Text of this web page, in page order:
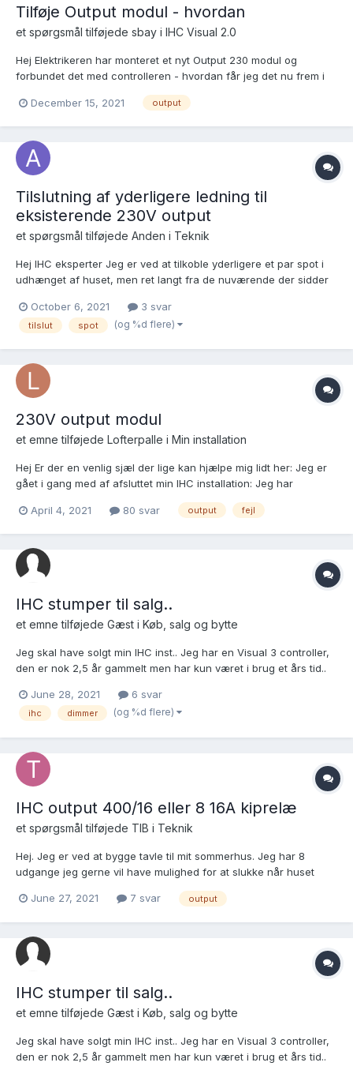
Tilføje Output modul - hvordan
et spørgsmål tilføjede sbay i IHC Visual 2.0
Hej Elektrikeren har monteret et nyt Output 230 modul og
forbundet det med controlleren - hvordan får jeg det nu frem i
ind under Indsæt - Produkter - Indsæt datalineprodukter, så er
December 15, 2021 output
Tilslutning af yderligere ledning til
eksisterende 230V output
et spørgsmål tilføjede Anden i Teknik
Hej IHC eksperter Jeg er ved at tilkoble yderligere et par spot i
udhænget af huset, men ret langt fra de nuværende der sidder
næste sammen med kablet til de andre undervejs til IHC-panelet.
Så min umiddelbare tanke var at tilslutte...
October 6, 2021 3 svar
tilslut spot (og %d flere)
230V output modul
et emne tilføjede Lofterpalle i Min installation
Hej Er der en venlig sjæl der lige kan hjælpe mig lidt her: Jeg er
gået i gang med af afsluttet min IHC installation: Jeg har
udgangen til at trække som jeg vil. Der kan være mange årsager
April 4, 2021 80 svar output fejl
IHC stumper til salg..
et emne tilføjede Gæst i Køb, salg og bytte
Jeg skal have solgt min IHC inst.. Jeg har en Visual 3 controller,
den er nok 2,5 år gammelt men har kun været i brug et års tid..
æske.. Pris kr. 800,- stk Så er der 3 dimmere der har været brugt
et års tid.. Pris kr. 70...
June 28, 2021 6 svar
ihc dimmer (og %d flere)
IHC output 400/16 eller 8 16A kiprelæ
et spørgsmål tilføjede TIB i Teknik
Hej. Jeg er ved at bygge tavle til mit sommerhus. Jeg har 8
udgange jeg gerne vil have mulighed for at slukke når huset
kommer til at være aktive i lang tid, for et par stykker nok mere
June 27, 2021 7 svar output
IHC stumper til salg..
et emne tilføjede Gæst i Køb, salg og bytte
Jeg skal have solgt min IHC inst.. Jeg har en Visual 3 controller,
den er nok 2,5 år gammelt men har kun været i brug et års tid..